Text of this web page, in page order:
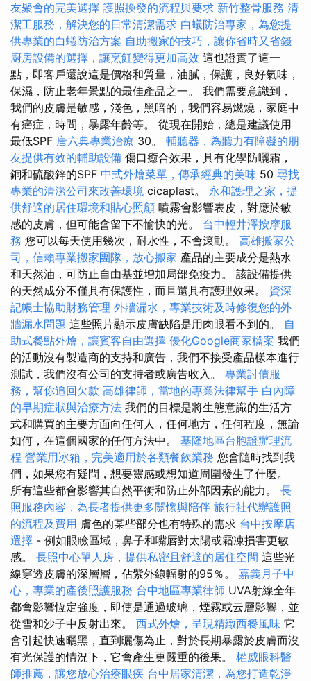
友聚會的完美選擇 護照換發的流程與要求 新竹整骨服務 清
潔工服務，解決您的日常清潔需求 白蟻防治專家，為您提
供專業的白蟻防治方案 自助搬家的技巧，讓你省時又省錢
廚房設備的選擇，讓烹飪變得更加高效 這也證實了這一
點，即客戶還說這是價格和質量，油膩，保護，良好氣味，
保濕，防止老年景點的最佳產品之一。 我們需要意識到，
我們的皮膚是敏感，淺色，黑暗的，我們容易燃燒，家庭中
有癌症，時間，暴露年齡等。 從現在開始，總是建議使用
最低SPF 唐六典專業治療 30。 輔聽器，為聽力有障礙的朋
友提供有效的輔助設備 傷口癒合效果，具有化學防曬霜，
銅和硫酸鋅的SPF 中式外燴菜單，傳承經典的美味 50 尋找
專業的清潔公司來改善環境 cicaplast。 永和護理之家，提
供舒適的居住環境和貼心照顧 噴霧會影響表皮，對應於敏
感的皮膚，但可能會留下不愉快的光。 台中輕井澤按摩服
務 您可以每天使用幾次，耐水性，不會滾動。 高雄搬家公
司，信賴專業搬家團隊，放心搬家 產品的主要成分是熱水
和天然油，可防止自由基並增加局部免疫力。 該設備提供
的天然成分不僅具有保護性，而且還具有護理效果。 資深
記帳士協助財務管理 外牆漏水，專業技術及時修復您的外
牆漏水問題 這些照片顯示皮膚缺陷是用肉眼看不到的。 自
助式餐點外燴，讓賓客自由選擇 優化Google商家檔案 我們
的活動沒有製造商的支持和廣告，我們不接受產品樣本進行
測試，我們沒有公司的支持者或廣告收入。 專業討債服
務，幫你追回欠款 高雄律師，當地的專業法律幫手 白內障
的早期症狀與治療方法 我們的目標是將生態意識的生活方
式和購買的主要方面向任何人，任何地方，任何程度，無論
如何，在這個國家的任何方法中。 基隆地區台胞證辦理流
程 營業用冰箱，完美適用於各類餐飲業務 您會隨時找到我
們，如果您有疑問，想要靈感或想知道周圍發生了什麼。
所有這些都會影響其自然平衡和防止外部因素的能力。 長
照服務內容，為長者提供更多關懷與陪伴 旅行社代辦護照
的流程及費用 膚色的某些部分也有特殊的需求 台中按摩店
選擇 - 例如眼瞼區域，鼻子和嘴唇對太陽或霜凍損害更敏
感。 長照中心單人房，提供私密且舒適的居住空間 這些光
線穿透皮膚的深層層，佔紫外線輻射的95％。 嘉義月子中
心，專業的產後照護服務 台中地區專業律師 UVA射線全年
都會影響恆定強度，即使是通過玻璃，煙霧或云層影響，並
從雪和沙子中反射出來。 西式外燴，呈現精緻西餐風味 它
會引起快速曬黑，直到曬傷為止，對於長期暴露於皮膚而沒
有光保護的情況下，它會產生更嚴重的後果。 權威眼科醫
師推薦，讓您放心治療眼疾 台中居家清潔，為您打造乾淨